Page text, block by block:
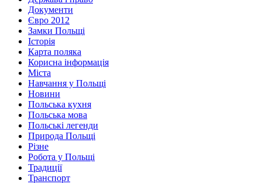
Документи
Євро 2012
Замки Польщі
Історія
Карта поляка
Корисна інформація
Міста
Навчання у Польщі
Новини
Польська кухня
Польська мова
Польські легенди
Природа Польщі
Різне
Робота у Польщі
Традиції
Транспорт